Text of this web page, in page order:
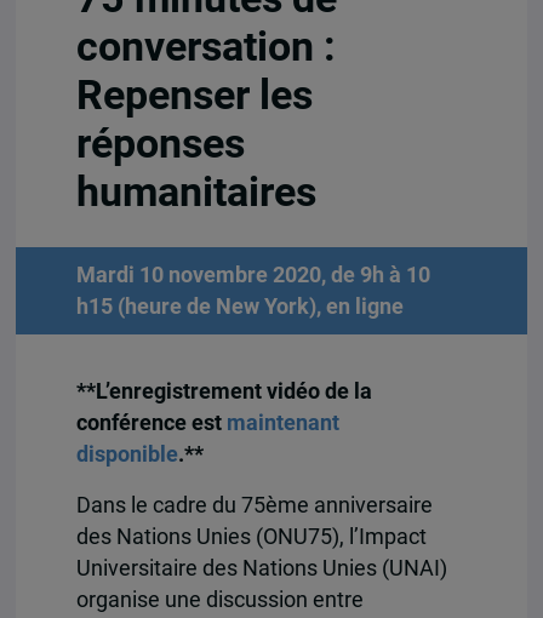
conversation :
Repenser les
réponses
humanitaires
Mardi 10 novembre 2020, de 9h à 10
h15 (heure de New York), en ligne
**L’enregistrement vidéo de la
conférence est maintenant
disponible.**
Dans le cadre du 75ème anniversaire
des Nations Unies (ONU75), l’Impact
Universitaire des Nations Unies (UNAI)
organise une discussion entre